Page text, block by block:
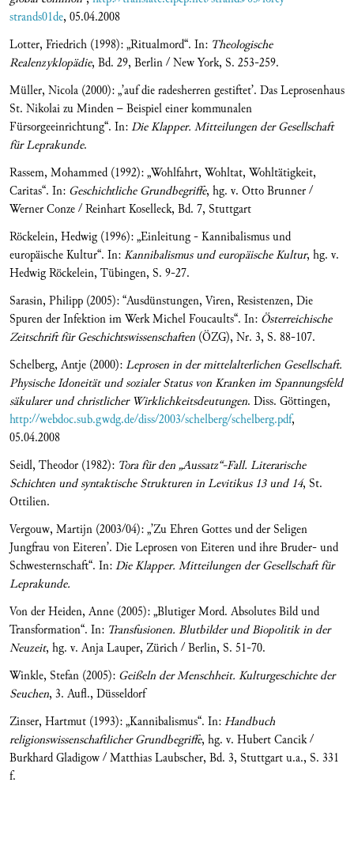
strands01de, 05.04.2008
Lotter, Friedrich (1998): „Ritualmord“. In: Theologische
Realenzyklopädie, Bd. 29, Berlin / New York, S. 253-259.
Müller, Nicola (2000): „’auf die radesherren gestiftet’. Das Leprosenhaus
St. Nikolai zu Minden – Beispiel einer kommunalen
Fürsorgeeinrichtung“. In:Die Klapper. Mitteilungen der Gesellschaft
für Leprakunde.
Rassem, Mohammed (1992): „Wohlfahrt, Wohltat, Wohltätigkeit,
Caritas“. In: Geschichtliche Grundbegriffe, hg. v. Otto Brunner /
Werner Conze / Reinhart Koselleck, Bd. 7, Stuttgart
Röckelein, Hedwig (1996): „Einleitung - Kannibalismus und
europäische Kultur“. In:Kannibalismus und europäische Kultur, hg. v.
Hedwig Röckelein, Tübingen, S. 9-27.
Sarasin, Philipp (2005): “Ausdünstungen, Viren, Resistenzen, Die
Spuren der Infektion im Werk Michel Foucaults“. In: Österreichische
Zeitschrift für Geschichtswissenschaften (ÖZG), Nr. 3, S. 88-107.
Schelberg, Antje (2000):Leprosen in der mittelalterlichen Gesellschaft.
Physische Idoneität und sozialer Status von Kranken im Spannungsfeld
säkularer und christlicher Wirklichkeitsdeutungen. Diss. Göttingen,
http://webdoc.sub.gwdg.de/diss/2003/schelberg/schelberg.pdf,
05.04.2008
Seidl, Theodor (1982): Tora für den „Aussatz“-Fall. Literarische
Schichten und syntaktische Strukturen in Levitikus 13 und 14, St.
Ottilien.
Vergouw, Martijn (2003/04): „’Zu Ehren Gottes und der Seligen
Jungfrau von Eiteren’. Die Leprosen von Eiteren und ihre Bruder- und
Schwesternschaft“. In:Die Klapper. Mitteilungen der Gesellschaft für
Leprakunde.
Von der Heiden, Anne (2005): „Blutiger Mord. Absolutes Bild und
Transformation“. In: Transfusionen. Blutbilder und Biopolitik in der
Neuzeit, hg. v. Anja Lauper, Zürich / Berlin, S. 51-70.
Winkle, Stefan (2005): Geißeln der Menschheit. Kulturgeschichte der
Seuchen, 3. Aufl., Düsseldorf
Zinser, Hartmut (1993): „Kannibalismus“. In:Handbuch
religionswissenschaftlicher Grundbegriffe, hg. v. Hubert Cancik /
Burkhard Gladigow / Matthias Laubscher, Bd. 3, Stuttgart u.a., S. 331
f.